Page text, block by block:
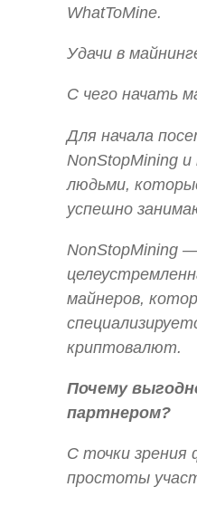
WhatToMine.
Удачи в
С чего начать
Для начала
NonStopMining
людьми,
успешно
NonStopMining
майнеров,
криптовалют.
Почему
партнером?
С точки зрения
простоты